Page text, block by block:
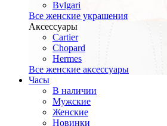
Bvlgari
Все женские украшения
Аксессуары
Cartier
Chopard
Hermes
Все женские аксессуары
Часы
В наличии
Мужские
Женские
Новинки